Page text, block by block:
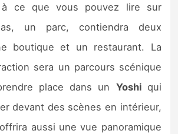
à ce que vous pouvez lire sur
un parc, contiendra deux
boutique et un restaurant. La
sera un parcours scénique
place dans un Yoshiqui
devant des scènes en intérieur,
aussi une vue panoramique